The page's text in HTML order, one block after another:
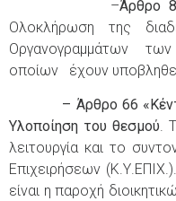
–Άρθρο
Ολοκλήρωση της
Οργανογραμμάτων
οποίων έχουν
– Άρθρο 66
Υλοποίηση του θεσμού.
λειτουργία και το
Επιχειρήσεων
είναι η παροχή